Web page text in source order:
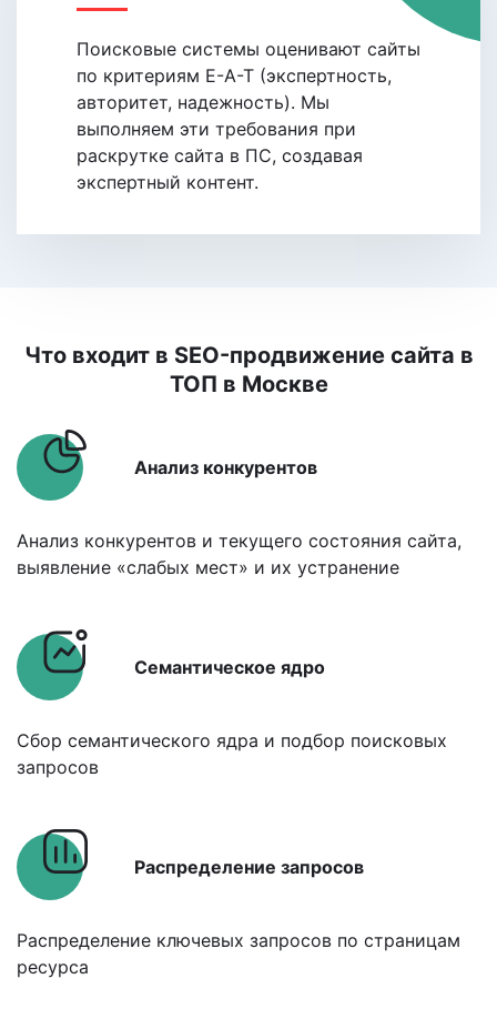
Поисковые системы oценивают сайты
по критериям E-A-T (экспертность,
авторитет, надежность). Мы
выполняем эти требования при
раскрутке сайта в ПС, coздавая
экспертный контент.
Что входит в SEO-продвижение сайта в
ТОП в Москве
Анализ конкурентов
Анализ конкурентов и текущего состояния сайта,
выявление «слабых мест» и их устранение
Семантическое ядро
Сбор семантического ядра и подбор поисковых
запросов
Распределение запросов
Распределение ключевых запросов по страницам
ресурса